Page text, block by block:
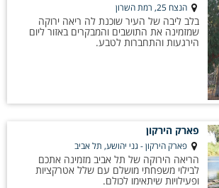
הנצח 25, רמת השרון
בלב ליבה של העיר שוכנת לה ריאה ירוקה
שמזמינה את התושבים והמבקרים באזור ליום
הירגעות והתחברות לטבע.
פארק הירקון
פארק הירקון - גני יהושע, תל אביב
הריאה הירוקה של תל אביב מזמינה אתכם
לבילוי משפחתי מושלם עם שלל אטרקציות
ופעילויות שיתאימו לכולם.